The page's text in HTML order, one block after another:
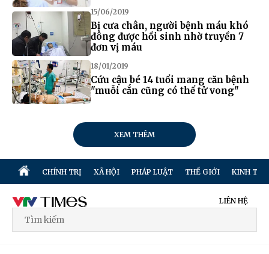
15/06/2019
Bị cưa chân, người bệnh máu khó
đông được hồi sinh nhờ truyền 7
đơn vị máu
18/01/2019
Cứu cậu bé 14 tuổi mang căn bệnh
"muỗi cắn cũng có thể tử vong"
XEM THÊM
CHÍNH TRỊ XÃ HỘI PHÁP LUẬT THẾ GIỚI KINH TẾ
LIÊN HỆ